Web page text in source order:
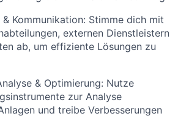
Kommunikation: Stimme dich mit
externen Dienstleistern
ab, um effiziente Lösungen zu
& Optimierung: Nutze
zur Analyse
und treibe Verbesserungen